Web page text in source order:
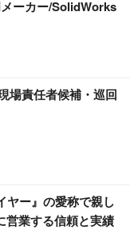
ーカー/SolidWorks
場責任者候補・巡回
ヤー』の愛称で親し
営業する信頼と実績